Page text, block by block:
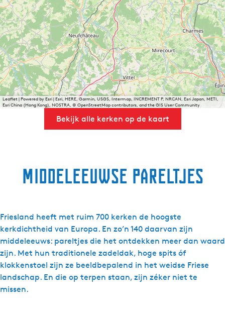
Leaflet|Powered by Esri | Esri, HERE, Garmin, USGS, Intermap, INCREMENT P, NRCAN, Esri Japan, METI,
Esri China (Hong Kong), NOSTRA, © OpenStreetMap contributors, and the GIS User Community
Bekijk alle kerken op de kaart
Middeleeuwse pareltjes
Friesland heeft met ruim 700 kerken de hoogste
kerkdichtheid van Europa. En zo’n 140 daarvan zijn
middeleeuws: pareltjes die het ontdekken meer dan waard
zijn. Met hun traditionele zadeldak, hoge spits óf
klokkenstoel zijn ze beeldbepalend in het weidse Friese
landschap. En die op terpen staan, zijn zéker niet te
missen.